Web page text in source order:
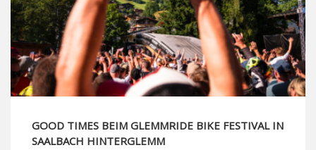
GOOD TIMES BEIM GLEMMRIDE BIKE FESTIVAL IN
SAALBACH HINTERGLEMM